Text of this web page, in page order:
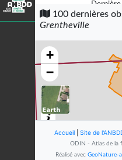
Dernière
Dernière
Larus
100 dernières
Grentheville
+
−
Accueil Site de
ODIN - Atlas de la
Réalisé avec GeoNature-